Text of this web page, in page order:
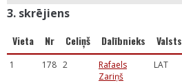
3. skrējiens
Vieta Nr Celiņš Dalībnieks Valsts
1 178 2
Rafaels
Zariņš
LAT